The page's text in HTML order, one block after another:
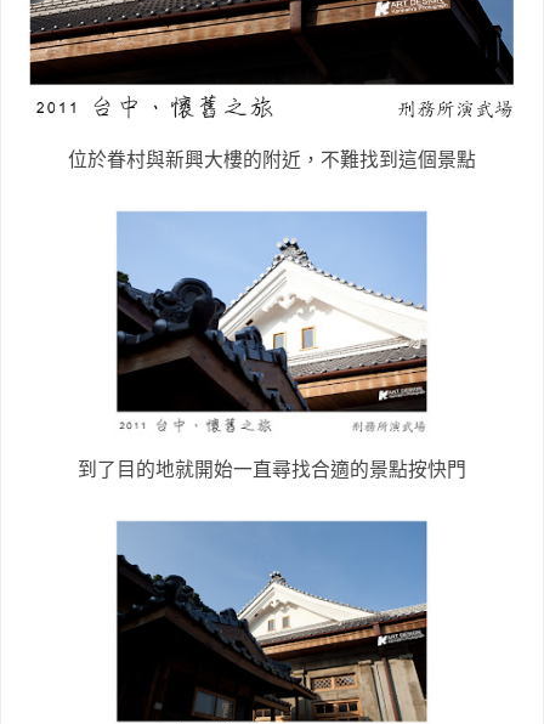
位於眷村與新興大樓的附近，不難找到這個景點
到了目的地就開始一直尋找合適的景點按快門